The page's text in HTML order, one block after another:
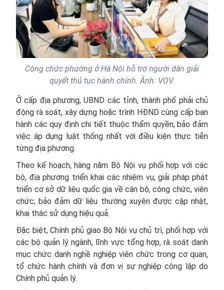
Công chức phường ở Hà Nội hỗ trợ người dân giải
quyết thủ tục hành chính. Ảnh: VOV.
Ở cấp địa phương, UBND các tỉnh, thành phố phải chủ
động rà soát, xây dựng hoặc trình HĐND cùng cấp ban
hành các quy định chi tiết thuộc thẩm quyền, bảo đảm
việc áp dụng luật thống nhất với điều kiện thực tiễn
từng địa phương.
Theo kế hoạch, hàng năm Bộ Nội vụ phối hợp với các
bộ, địa phương triển khai các nhiệm vụ, giải pháp phát
triển cơ sở dữ liệu quốc gia về cán bộ, công chức, viên
chức; bảo đảm dữ liệu thường xuyên được cập nhật,
khai thác sử dụng hiệu quả.
Đặc biệt, Chính phủ giao Bộ Nội vụ chủ trì, phối hợp với
các bộ quản lý ngành, lĩnh vực tổng hợp, rà soát danh
mục chức danh nghề nghiệp viên chức trong cơ quan,
tổ chức hành chính và đơn vị sự nghiệp công lập do
Chính phủ quản lý.